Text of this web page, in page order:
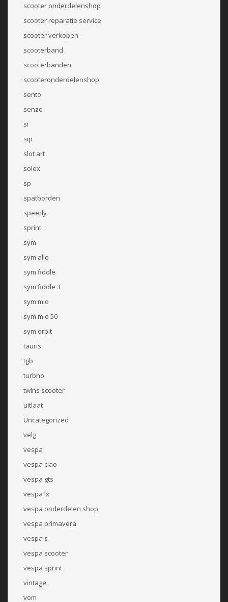
scooter onderdelenshop
scooter reparatie service
scooter verkopen
scooterband
scooterbanden
scooteronderdelenshop
sento
senzo
si
sip
slot art
solex
sp
spatborden
speedy
sprint
sym
sym allo
sym fiddle
sym fiddle 3
sym mio
sym mio 50
sym orbit
tauris
tgb
turbho
twins scooter
uitlaat
Uncategorized
velg
vespa
vespa ciao
vespa gts
vespa lx
vespa onderdelen shop
vespa primavera
vespa s
vespa scooter
vespa sprint
vintage
vom